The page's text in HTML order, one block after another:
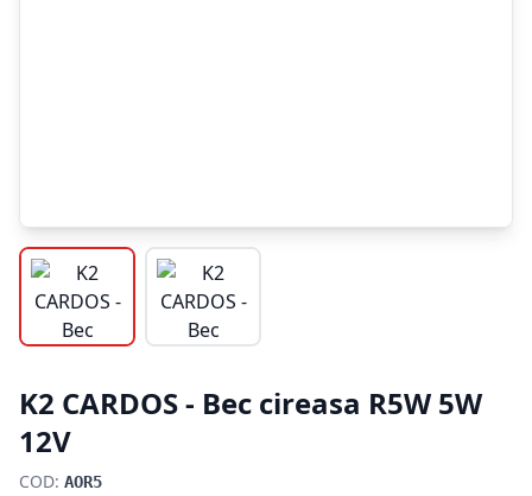
K2 CARDOS - Bec cireasa R5W 5W
12V
COD: AOR5